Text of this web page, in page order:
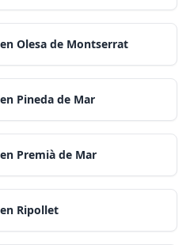
Olesa de Montserrat
Pineda de Mar
Premià de Mar
Ripollet